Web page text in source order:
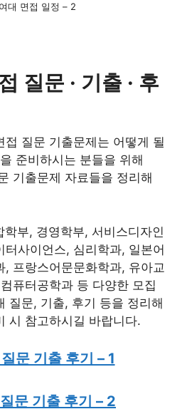
대 면접 일정 – 2
질문 · 기출 · 후
접 질문 기출문제는 어떻게 될
준비하시는 분들을 위해
기출문제 자료들을 정리해
부, 경영학부, 서비스디자인
터사이언스, 심리학과, 일본어
, 프랑스어문문화학과, 유아교
퓨터공학과 등 다양한 모집
질문, 기출, 후기 등을 정리해
시 참고하시길 바랍니다.
문 기출 후기 – 1
문 기출 후기 – 2